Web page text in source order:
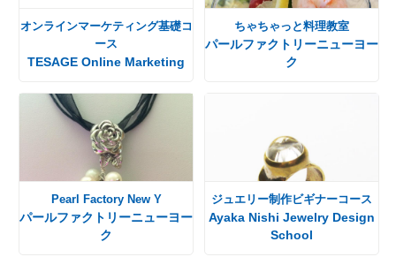
オンラインマーケティング基礎コ
ース
TESAGE Online Marketing
ちゃちゃっと料理教室
パールファクトリーニューヨー
ク
Pearl Factory New Y
パールファクトリーニューヨー
ク
ジュエリー制作ビギナーコース
Ayaka Nishi Jewelry Design
School